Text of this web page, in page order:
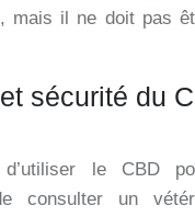
mais il ne doit pas
sécurité du
le CBD
consulter un